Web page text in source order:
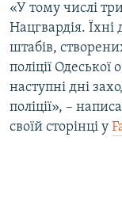
Усі сайти RFE/
«У тому числі
Нацгвардія.
штабів,
поліції Одеської
наступні дні
поліції», –
своїй сторінці у